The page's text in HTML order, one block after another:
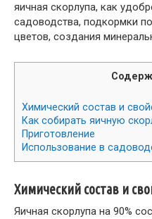
яичная скорлупа, как
садоводства, подкормки
цветов, создания
Химический состав и
Как собирать яичную
Приготовление
Использование в
Химический состав и
Яичная скорлупа на 90%